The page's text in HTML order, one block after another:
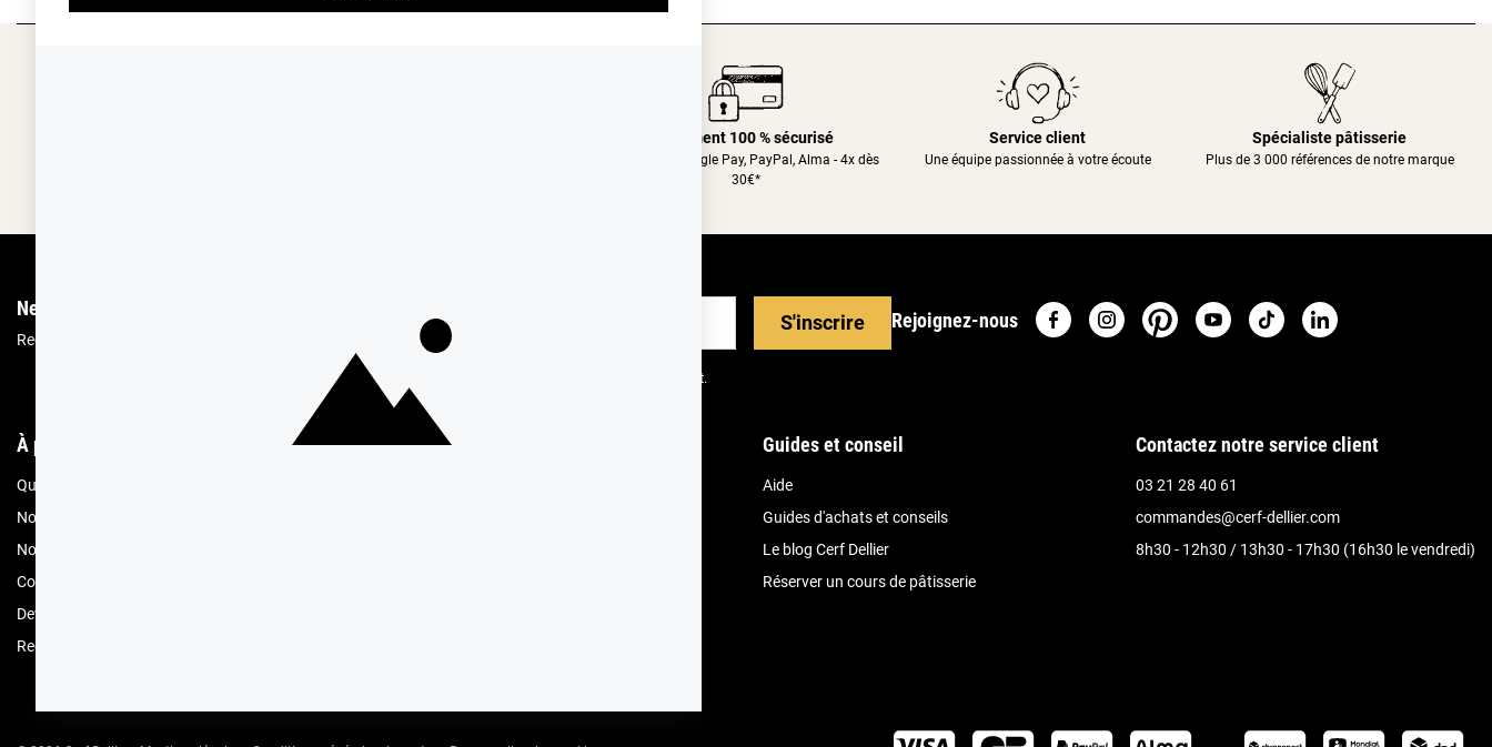
Paiement 100 % sécurisé
CB, Apple&Google Pay, PayPal, Alma - 4x dès
30€*
Service client
Une équipe passionnée à votre écoute
Spécialiste pâtisserie
Plus de 3 000 références de notre marque
Newsletter
Recevez les recettes, astuces et offres spéciales.
S'inscrire
Vous pourrez vous désinscrire depuis votre espace client.
Rejoignez-nous
À propos de Cerf Dellier
Qui sommes nous
Nos engagements RSE
Nos magasins
Compte professionnel
Devenez revendeur
Recrutement
Votre commande Guides et conseil
Aide
Guides d'achats et conseils
Le blog Cerf Dellier
Réserver un cours de pâtisserie
Contactez notre service client
03 21 28 40 61
commandes@cerf-dellier.com
8h30 - 12h30 / 13h30 - 17h30 (16h30 le vendredi)